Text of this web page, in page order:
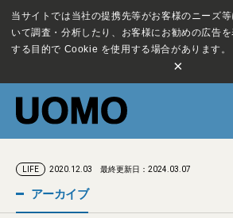
当サイトでは当社の提携先等がお客様のニーズ等
いて調査・分析したり、お客様にお勧めの広告
する目的で Cookie を使用する場合があります。
×
LIFE 2020.12.03 最終更新日：2024.03.07
アーカイブ